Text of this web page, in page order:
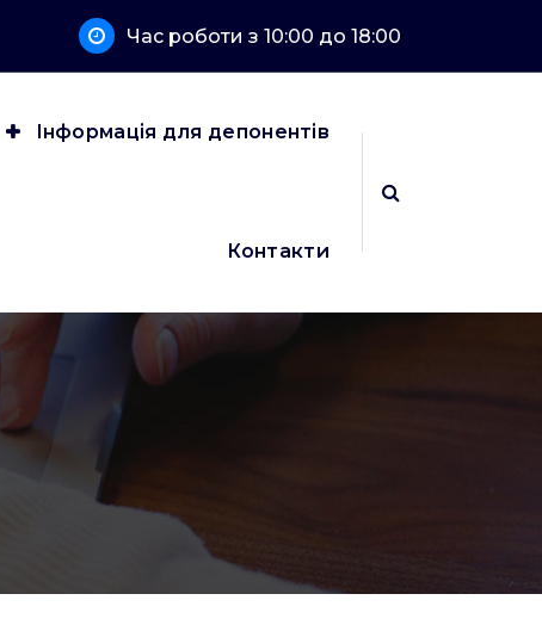
Час роботи з 10:00 до 18:00
Інформація для депонентів
Контакти